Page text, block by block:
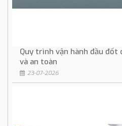
Quy trình vận hành đầu đốt
và an toàn
23-07-2026